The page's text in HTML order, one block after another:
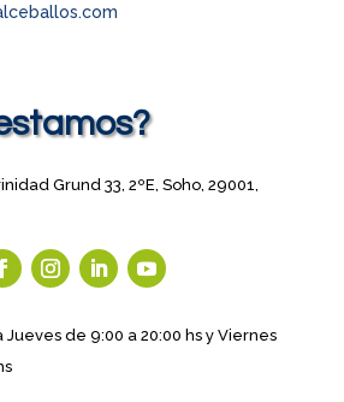
Grund 33, 2ºE, Soho, 29001,
Jueves de 9:00 a 20:00 hs y Viernes